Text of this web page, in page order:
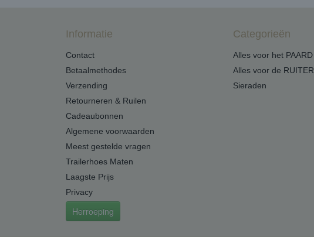
Informatie
Contact
Betaalmethodes
Verzending
Retourneren & Ruilen
Cadeaubonnen
Algemene voorwaarden
Meest gestelde vragen
Trailerhoes Maten
Laagste Prijs
Privacy
Herroeping
Categorieën
Alles voor het PAARD
Alles voor de RUITER
Sieraden